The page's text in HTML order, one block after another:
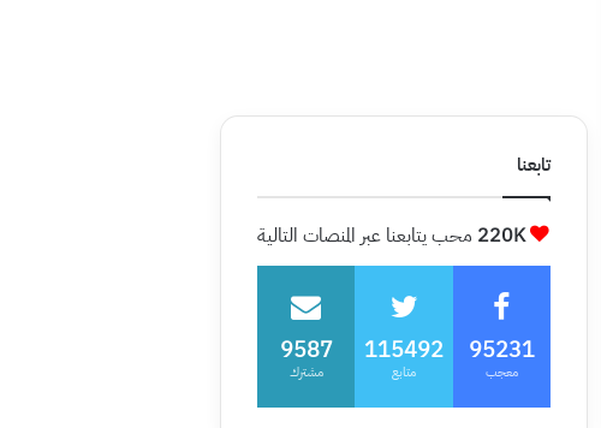
تابعنا
220K محب يتابعنا عبر المنصات التالية
95231
معجب
115492
متابع
9587
مشترك